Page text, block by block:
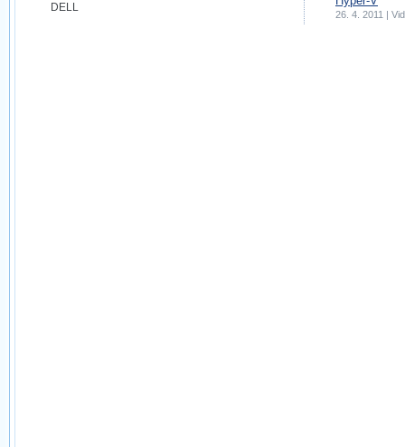
DELL
26. 4. 2011 |